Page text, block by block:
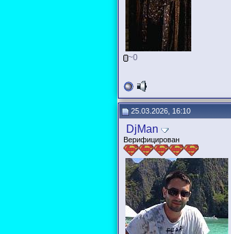
~0
25.03.2026, 16:10
DjMan
Верифицирован